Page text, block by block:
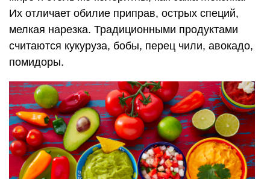
Их отличает обилие приправ, острых специй,
мелкая нарезка. Традиционными продуктами
считаются кукуруза, бобы, перец чили, авокадо,
помидоры.